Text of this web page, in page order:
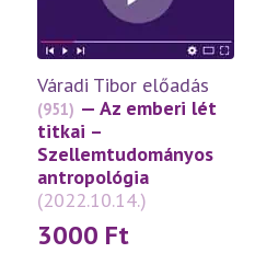
változatok
termékoldalon
választhatók
ki
Váradi Tibor előadás
(951) — Az emberi lét
titkai –
Szellemtudományos
antropológia
(2022.10.14.)
3000 Ft